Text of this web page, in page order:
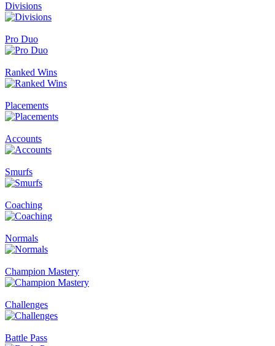
Divisions
Pro Duo
Ranked Wins
Placements
Accounts
Smurfs
Coaching
Normals
Champion Mastery
Challenges
Battle Pass